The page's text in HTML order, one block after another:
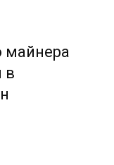
майнера
в